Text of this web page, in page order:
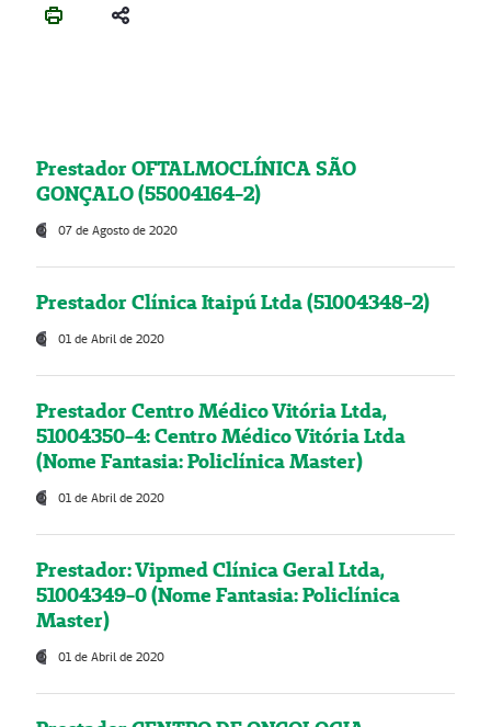
Prestador OFTALMOCLÍNICA SÃO
GONÇALO (55004164-2)
07 de Agosto de 2020
Prestador Clínica Itaipú Ltda (51004348-2)
01 de Abril de 2020
Prestador Centro Médico Vitória Ltda,
51004350-4: Centro Médico Vitória Ltda
(Nome Fantasia: Policlínica Master)
01 de Abril de 2020
Prestador: Vipmed Clínica Geral Ltda,
51004349-0 (Nome Fantasia: Policlínica
Master)
01 de Abril de 2020